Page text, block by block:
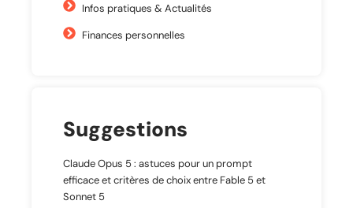
Infos pratiques & Actualités
Finances personnelles
Suggestions
Claude Opus 5 : astuces pour un prompt
efficace et critères de choix entre Fable 5 et
Sonnet 5